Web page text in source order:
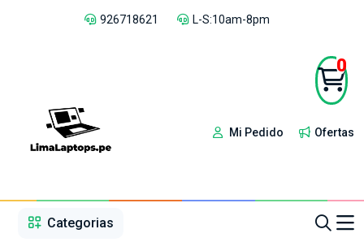
926718621 L-S:10am-8pm
Mi Pedido Ofertas
0
Categorias